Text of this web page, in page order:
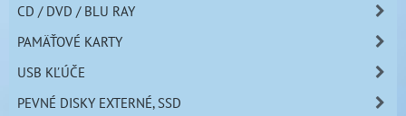
CD / DVD / BLU RAY
PAMÄŤOVÉ KARTY
USB KĽÚČE
PEVNÉ DISKY EXTERNÉ, SSD